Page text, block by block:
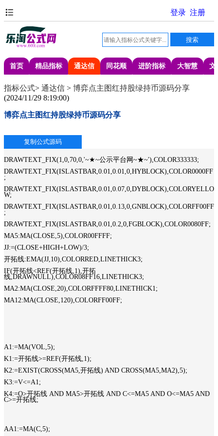
首页 精品指标 通达信 同花顺 进阶指标 大智慧 文
指标公式> 通达信 > 博弈点主图红持股绿持币源码分享
(2024/11/29 8:19:00)
博弈点主图红持股绿持币源码分享
DRAWTEXT_FIX(1,0,70,0,'~★~公示平台网~★~'),COLOR333333;
DRAWTEXT_FIX(ISLASTBAR,0.01,0.01,0,HYBLOCK),COLOR0000FF
;
DRAWTEXT_FIX(ISLASTBAR,0.01,0.07,0,DYBLOCK),COLORYELLO
W;
DRAWTEXT_FIX(ISLASTBAR,0.01,0.13,0,GNBLOCK),COLORFF00FF
;
DRAWTEXT_FIX(ISLASTBAR,0.01,0.2,0,FGBLOCK),COLOR0080FF;
MA5:MA(CLOSE,5),COLOR00FFFF;
JJ:=(CLOSE+HIGH+LOW)/3;
开拓线:EMA(JJ,10),COLORRED,LINETHICK3;
IF(开拓线<REF(开拓线,1),开拓
线,DRAWNULL),COLOR08FF16,LINETHICK3;
MA2:MA(CLOSE,20),COLORFFFF80,LINETHICK1;
MA12:MA(CLOSE,120),COLORFF00FF;
A1:=MA(VOL,5);
K1:=开拓线>=REF(开拓线,1);
K2:=EXIST(CROSS(MA5,开拓线) AND CROSS(MA5,MA2),5);
K3:=V<=A1;
K4:=O>开拓线 AND MA5>开拓线 AND C<=MA5 AND O<=MA5 AND
C>=开拓线;
AA1:=MA(C,5);